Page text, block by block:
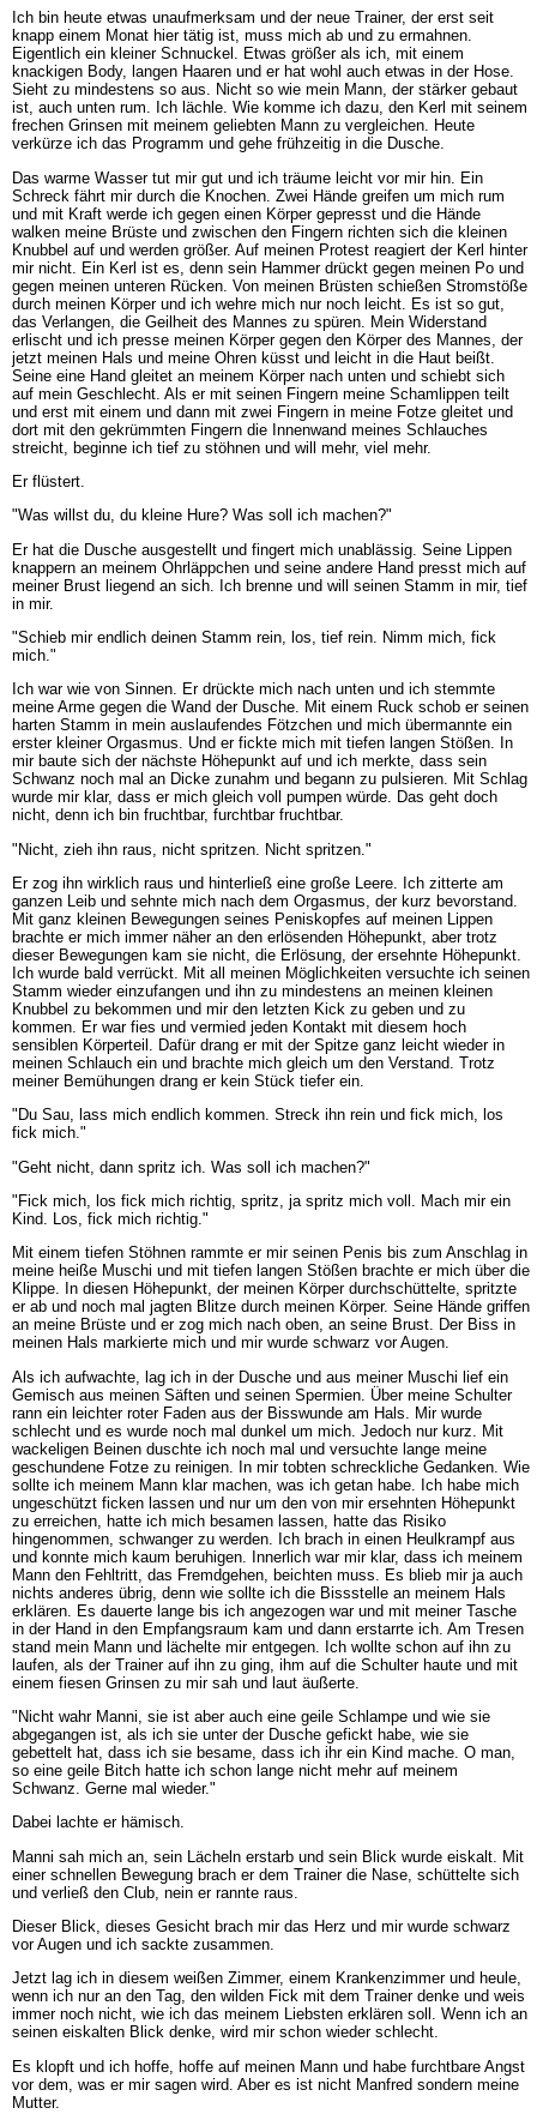
Ich bin heute etwas unaufmerksam und der neue Trainer, der erst seit
knapp einem Monat hier tätig ist, muss mich ab und zu ermahnen.
Eigentlich ein kleiner Schnuckel. Etwas größer als ich, mit einem
knackigen Body, langen Haaren und er hat wohl auch etwas in der Hose.
Sieht zu mindestens so aus. Nicht so wie mein Mann, der stärker gebaut
ist, auch unten rum. Ich lächle. Wie komme ich dazu, den Kerl mit seinem
frechen Grinsen mit meinem geliebten Mann zu vergleichen. Heute
verkürze ich das Programm und gehe frühzeitig in die Dusche.
Das warme Wasser tut mir gut und ich träume leicht vor mir hin. Ein
Schreck fährt mir durch die Knochen. Zwei Hände greifen um mich rum
und mit Kraft werde ich gegen einen Körper gepresst und die Hände
walken meine Brüste und zwischen den Fingern richten sich die kleinen
Knubbel auf und werden größer. Auf meinen Protest reagiert der Kerl hinter
mir nicht. Ein Kerl ist es, denn sein Hammer drückt gegen meinen Po und
gegen meinen unteren Rücken. Von meinen Brüsten schießen Stromstöße
durch meinen Körper und ich wehre mich nur noch leicht. Es ist so gut,
das Verlangen, die Geilheit des Mannes zu spüren. Mein Widerstand
erlischt und ich presse meinen Körper gegen den Körper des Mannes, der
jetzt meinen Hals und meine Ohren küsst und leicht in die Haut beißt.
Seine eine Hand gleitet an meinem Körper nach unten und schiebt sich
auf mein Geschlecht. Als er mit seinen Fingern meine Schamlippen teilt
und erst mit einem und dann mit zwei Fingern in meine Fotze gleitet und
dort mit den gekrümmten Fingern die Innenwand meines Schlauches
streicht, beginne ich tief zu stöhnen und will mehr, viel mehr.
Er flüstert.
"Was willst du, du kleine Hure? Was soll ich machen?"
Er hat die Dusche ausgestellt und fingert mich unablässig. Seine Lippen
knappern an meinem Ohrläppchen und seine andere Hand presst mich auf
meiner Brust liegend an sich. Ich brenne und will seinen Stamm in mir, tief
in mir.
"Schieb mir endlich deinen Stamm rein, los, tief rein. Nimm mich, fick
mich."
Ich war wie von Sinnen. Er drückte mich nach unten und ich stemmte
meine Arme gegen die Wand der Dusche. Mit einem Ruck schob er seinen
harten Stamm in mein auslaufendes Fötzchen und mich übermannte ein
erster kleiner Orgasmus. Und er fickte mich mit tiefen langen Stößen. In
mir baute sich der nächste Höhepunkt auf und ich merkte, dass sein
Schwanz noch mal an Dicke zunahm und begann zu pulsieren. Mit Schlag
wurde mir klar, dass er mich gleich voll pumpen würde. Das geht doch
nicht, denn ich bin fruchtbar, furchtbar fruchtbar.
"Nicht, zieh ihn raus, nicht spritzen. Nicht spritzen."
Er zog ihn wirklich raus und hinterließ eine große Leere. Ich zitterte am
ganzen Leib und sehnte mich nach dem Orgasmus, der kurz bevorstand.
Mit ganz kleinen Bewegungen seines Peniskopfes auf meinen Lippen
brachte er mich immer näher an den erlösenden Höhepunkt, aber trotz
dieser Bewegungen kam sie nicht, die Erlösung, der ersehnte Höhepunkt.
Ich wurde bald verrückt. Mit all meinen Möglichkeiten versuchte ich seinen
Stamm wieder einzufangen und ihn zu mindestens an meinen kleinen
Knubbel zu bekommen und mir den letzten Kick zu geben und zu
kommen. Er war fies und vermied jeden Kontakt mit diesem hoch
sensiblen Körperteil. Dafür drang er mit der Spitze ganz leicht wieder in
meinen Schlauch ein und brachte mich gleich um den Verstand. Trotz
meiner Bemühungen drang er kein Stück tiefer ein.
"Du Sau, lass mich endlich kommen. Streck ihn rein und fick mich, los
fick mich."
"Geht nicht, dann spritz ich. Was soll ich machen?"
"Fick mich, los fick mich richtig, spritz, ja spritz mich voll. Mach mir ein
Kind. Los, fick mich richtig."
Mit einem tiefen Stöhnen rammte er mir seinen Penis bis zum Anschlag in
meine heiße Muschi und mit tiefen langen Stößen brachte er mich über die
Klippe. In diesen Höhepunkt, der meinen Körper durchschüttelte, spritzte
er ab und noch mal jagten Blitze durch meinen Körper. Seine Hände griffen
an meine Brüste und er zog mich nach oben, an seine Brust. Der Biss in
meinen Hals markierte mich und mir wurde schwarz vor Augen.
Als ich aufwachte, lag ich in der Dusche und aus meiner Muschi lief ein
Gemisch aus meinen Säften und seinen Spermien. Über meine Schulter
rann ein leichter roter Faden aus der Bisswunde am Hals. Mir wurde
schlecht und es wurde noch mal dunkel um mich. Jedoch nur kurz. Mit
wackeligen Beinen duschte ich noch mal und versuchte lange meine
geschundene Fotze zu reinigen. In mir tobten schreckliche Gedanken. Wie
sollte ich meinem Mann klar machen, was ich getan habe. Ich habe mich
ungeschützt ficken lassen und nur um den von mir ersehnten Höhepunkt
zu erreichen, hatte ich mich besamen lassen, hatte das Risiko
hingenommen, schwanger zu werden. Ich brach in einen Heulkrampf aus
und konnte mich kaum beruhigen. Innerlich war mir klar, dass ich meinem
Mann den Fehltritt, das Fremdgehen, beichten muss. Es blieb mir ja auch
nichts anderes übrig, denn wie sollte ich die Bissstelle an meinem Hals
erklären. Es dauerte lange bis ich angezogen war und mit meiner Tasche
in der Hand in den Empfangsraum kam und dann erstarrte ich. Am Tresen
stand mein Mann und lächelte mir entgegen. Ich wollte schon auf ihn zu
laufen, als der Trainer auf ihn zu ging, ihm auf die Schulter haute und mit
einem fiesen Grinsen zu mir sah und laut äußerte.
"Nicht wahr Manni, sie ist aber auch eine geile Schlampe und wie sie
abgegangen ist, als ich sie unter der Dusche gefickt habe, wie sie
gebettelt hat, dass ich sie besame, dass ich ihr ein Kind mache. O man,
so eine geile Bitch hatte ich schon lange nicht mehr auf meinem
Schwanz. Gerne mal wieder."
Dabei lachte er hämisch.
Manni sah mich an, sein Lächeln erstarb und sein Blick wurde eiskalt. Mit
einer schnellen Bewegung brach er dem Trainer die Nase, schüttelte sich
und verließ den Club, nein er rannte raus.
Dieser Blick, dieses Gesicht brach mir das Herz und mir wurde schwarz
vor Augen und ich sackte zusammen.
Jetzt lag ich in diesem weißen Zimmer, einem Krankenzimmer und heule,
wenn ich nur an den Tag, den wilden Fick mit dem Trainer denke und weis
immer noch nicht, wie ich das meinem Liebsten erklären soll. Wenn ich an
seinen eiskalten Blick denke, wird mir schon wieder schlecht.
Es klopft und ich hoffe, hoffe auf meinen Mann und habe furchtbare Angst
vor dem, was er mir sagen wird. Aber es ist nicht Manfred sondern meine
Mutter.